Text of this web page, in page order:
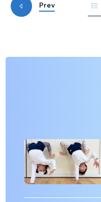
Prev